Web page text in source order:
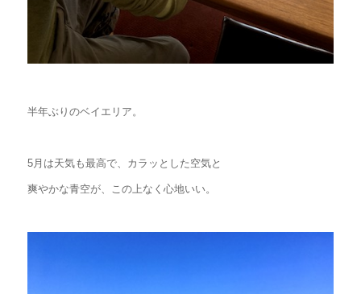
半年ぶりのベイエリア。
5月は天気も最高で、カラッとした空気と
爽やかな青空が、この上なく心地いい。